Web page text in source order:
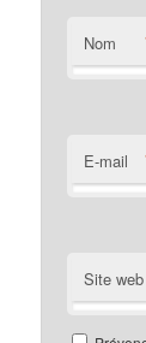
Nom
E-mail
Site web